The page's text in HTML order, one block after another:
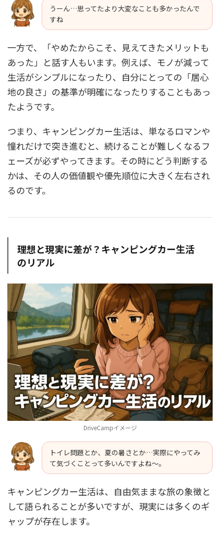
うーん…思ってたより大変なことも多かったんで
すね
一方で、「やめたからこそ、見えてきたメリットも
あった」と話す人もいます。例えば、モノが減って
生活がシンプルになったり、自分にとっての「居心
地の良さ」の基準が明確になったりすることもあっ
たようです。
つまり、キャンピングカー生活は、単なるロマンや
憧れだけで突き進むと、続けることが難しくなるフ
ェーズが必ずやってきます。その時にどう判断する
かは、その人の価値観や優先順位に大きく左右され
るのです。
理想と現実に差が？キャンピングカー生活
のリアル
DriveCampイメージ
トイレ問題とか、夏の暑さとか…実際にやってみ
て気づくことって多いんですよね〜。
キャンピングカー生活は、自由気ままな旅の象徴と
して語られることが多いですが、現実には多くのギ
ャップが存在します。